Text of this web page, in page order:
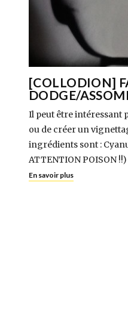
[COLLODION]
DODGE/
Il peut être intéressant
ou de créer un
ingrédients sont :
ATTENTION POISON
En savoir plus